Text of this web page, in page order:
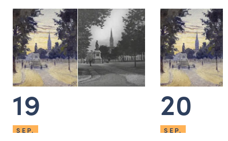
19
SEP.
20
SEP.